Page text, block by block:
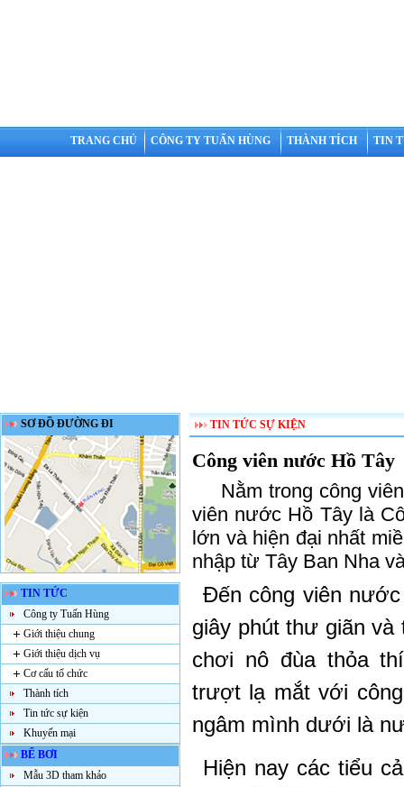
TRANG CHỦ CÔNG TY TUẤN HÙNG THÀNH TÍCH TIN
SƠ ĐỒ ĐƯỜNG ĐI
TIN TỨC
Công ty Tuấn Hùng
Giới thiệu chung
Giới thiệu dịch vụ
Cơ cấu tổ chức
Thành tích
Tin tức sự kiện
Khuyến mại
BỂ BƠI
Mẫu 3D tham khảo
TIN TỨC SỰ KIỆN
Công viên nước Hồ Tây
Nằm trong công
viên nước Hồ Tây là
lớn và hiện đại nhất
nhập từ Tây Ban Nha
Đến công viên
giây phút thư giãn
chơi nô đùa thỏa
trượt lạ mắt với
ngâm mình dưới là
Hiện nay các tiểu